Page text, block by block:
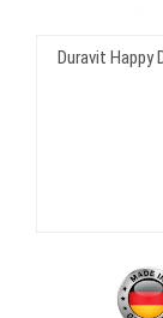
Duravit Happy